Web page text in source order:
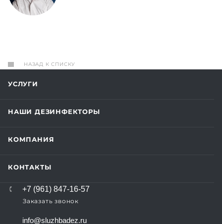
НАЗАД К СПИСКУ
УСЛУГИ
НАШИ ДЕЗИНФЕКТОРЫ
КОМПАНИЯ
КОНТАКТЫ
+7 (961) 847-16-57
Заказать звонок
info@sluzhbadez.ru